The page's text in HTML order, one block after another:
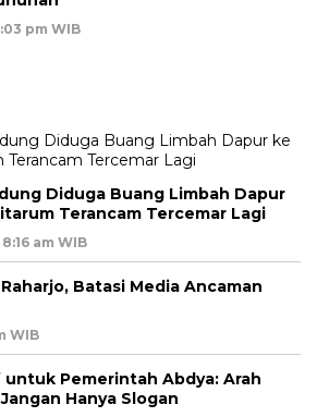
pm WIB
Diduga Buang Limbah Dapur
Terancam Tercemar Lagi
am WIB
Batasi Media Ancaman
WIB
Pemerintah Abdya: Arah
Hanya Slogan